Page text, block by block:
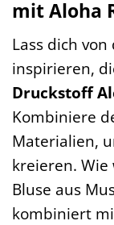
mit Aloha
Lass dich
inspirieren,
Druckstoff
Kombiniere
Materialien,
kreieren.
Bluse aus
kombiniert